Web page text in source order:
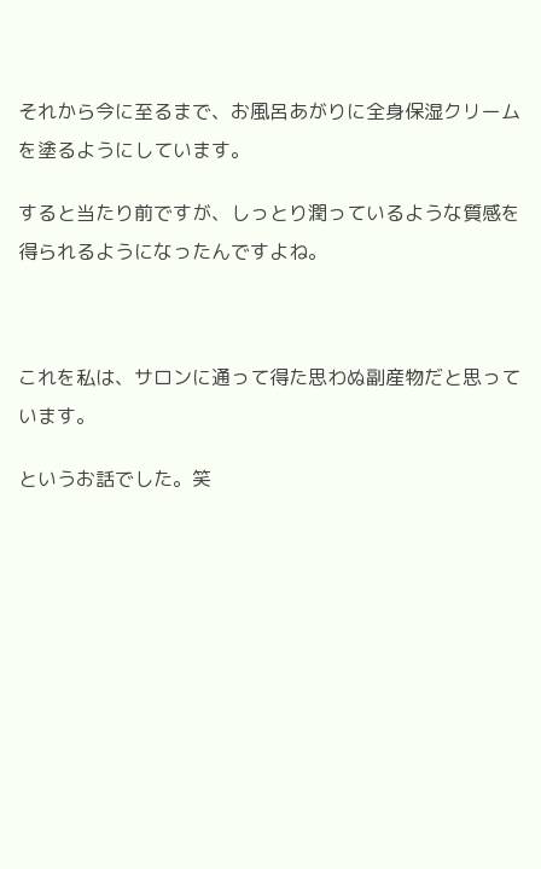
それから今に至るまで、お風呂あがりに全身保湿クリーム
を塗るようにしています。
すると当たり前ですが、しっとり潤っているような質感を
得られるようになったんですよね。
これを私は、サロンに通って得た思わぬ副産物だと思って
います。
というお話でした。笑